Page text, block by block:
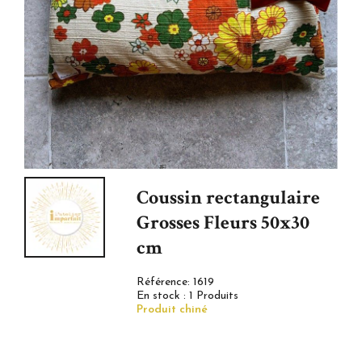
Coussin rectangulaire
Grosses Fleurs 50x30
cm
Référence:1619
En stock :1 Produits
Produit chiné